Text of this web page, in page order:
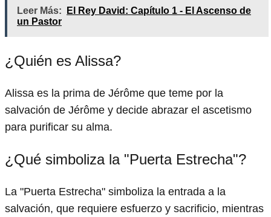
Leer Más:
El Rey David: Capítulo 1 - El Ascenso de
un Pastor
¿Quién es Alissa?
Alissa es la prima de Jérôme que teme por la
salvación de Jérôme y decide abrazar el ascetismo
para purificar su alma.
¿Qué simboliza la "Puerta Estrecha"?
La "Puerta Estrecha" simboliza la entrada a la
salvación, que requiere esfuerzo y sacrificio, mientras